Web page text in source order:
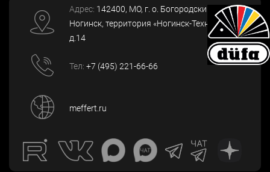
Адрес: 142400, МО, г. о. Богородский, г.
Ногинск, территория «Ногинск-Технопарк»,
д.14
Тел: +7 (495) 221-66-66
meffert.ru